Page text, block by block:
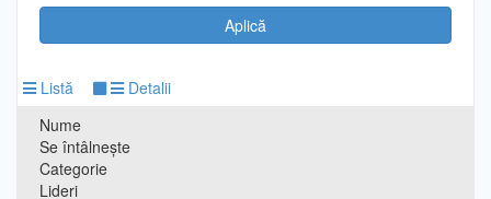
Listă
Detalii
Nume
Se întâlnește
Categorie
Lideri